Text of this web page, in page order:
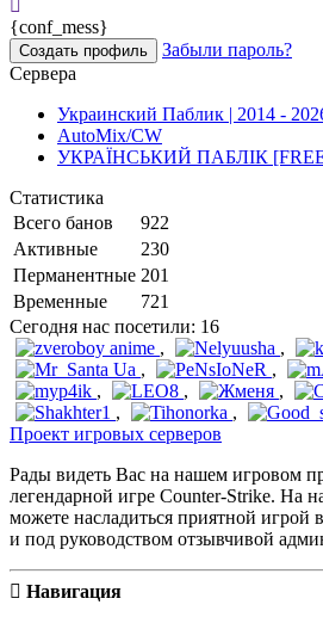
{conf_mess}
Создать профиль
Забыли пароль?
Сервера
Украинский Паблик | 2014 -
AutoMix/CW
УКРАЇНСЬКИЙ ПАБЛІК
Статистика
Всего банов
922
Активные
230
Перманентные 201
Временные
721
Сегодня нас посетили: 16
,
,
,
,
,
, ,
,
,
Проект игровых серверов
Рады видеть Вас на нашем игровом
легендарной игре Counter-Strike. На
можете насладиться приятной игрой
и под руководством отзывчивой
Навигация